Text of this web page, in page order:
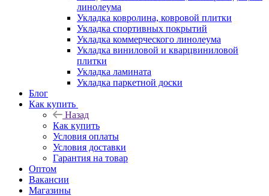
линолеума
Укладка ковролина, ковровой плитки
Укладка спортивных покрытий
Укладка коммерческого линолеума
Укладка виниловой и кварцвиниловой
плитки
Укладка ламината
Укладка паркетной доски
Блог
Как купить
Назад
Как купить
Условия оплаты
Условия доставки
Гарантия на товар
Оптом
Вакансии
Магазины